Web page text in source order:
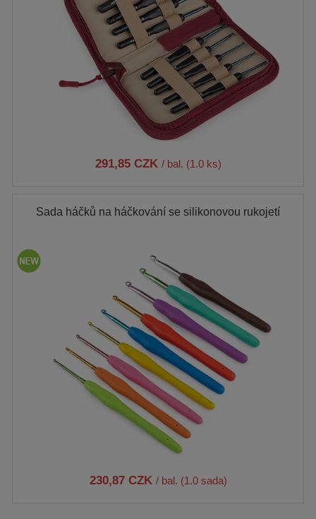
291,85 CZK / bal. (1.0 ks)
Sada háčků na háčkování se silikonovou rukojetí
230,87 CZK / bal. (1.0 sada)